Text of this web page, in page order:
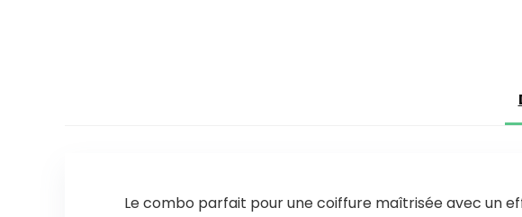
Le combo parfait pour une coiffure maîtrisée avec un